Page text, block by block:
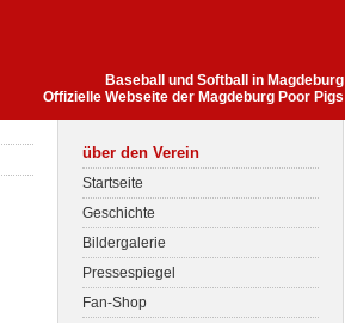
Baseball und Softball in Magdeburg
Offizielle Webseite der Magdeburg Poor Pigs
über den Verein
Startseite
Geschichte
Bildergalerie
Pressespiegel
Fan-Shop